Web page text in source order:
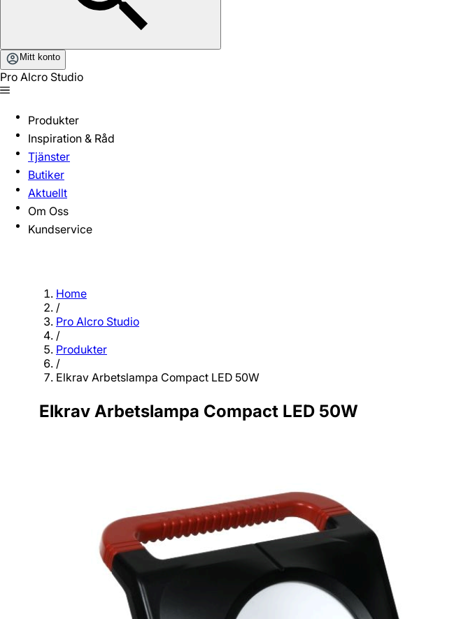
Mitt konto
Pro Alcro Studio
Produkter
Inspiration & Råd
Tjänster
Butiker
Aktuellt
Om Oss
Kundservice
Home
/
Pro Alcro Studio
/
Produkter
/
Elkrav Arbetslampa Compact LED 50W
Elkrav Arbetslampa Compact LED 50W